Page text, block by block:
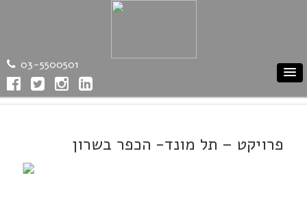
03-5500501
פרויקט – תל מונד- הכפר בשרון